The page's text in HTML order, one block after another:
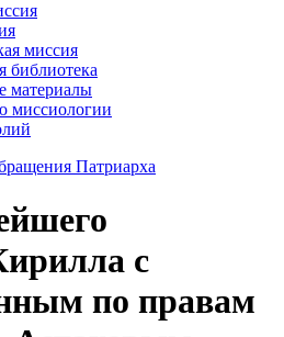
миссия
библиотека
материалы
миссиологии
Патриарха
с
по правам